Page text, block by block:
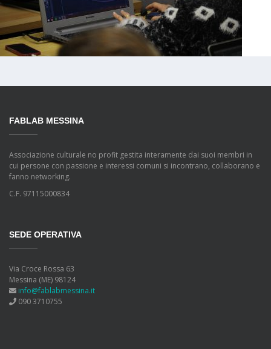
FABLAB MESSINA
Associazione culturale no profit gestita interamente dai suoi membri in
cui persone con passione e interessi comuni si incontrano, collaborano e
fanno networking.
C.F. 97115000834
SEDE OPERATIVA
Via Croce Rossa 63
Messina (ME) 98124
info@fablabmessina.it
090 3710755